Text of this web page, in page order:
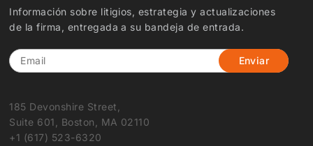
Información sobre litigios, estrategia y actualizaciones
de la firma, entregada a su bandeja de entrada.
Email
185 Devonshire Street,
Suite 601, Boston, MA 02110
+1 (617) 523-6320